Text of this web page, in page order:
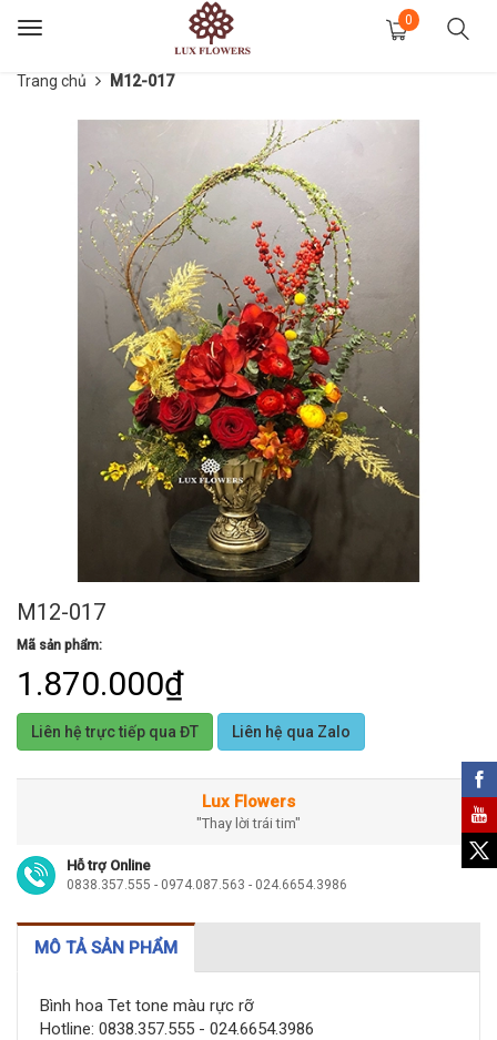
Toggle
0
Trang chủ M12-017
M12-017
Mã sản phẩm:
1.870.000₫
Liên hệ trực tiếp qua ĐT Liên hệ qua Zalo
Lux Flowers
"Thay lời trái tim"
Hỗ trợ Online
0838.357.555 - 0974.087.563 - 024.6654.3986
MÔ TẢ SẢN PHẨM
Bình hoa Tet tone màu rực rỡ
Hotline: 0838.357.555 - 024.6654.3986